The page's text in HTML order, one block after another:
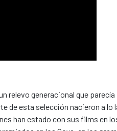
relevo generacional que
esta selección nacieron a lo
han estado con sus films en